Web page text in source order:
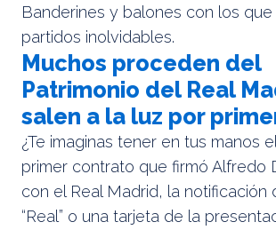
Banderines y balones con los que
partidos inolvidables.
Muchos proceden del
Patrimonio del Real
salen a la luz por
¿Te imaginas tener en tus manos
primer contrato que firmó Alfredo
con el Real Madrid, la notificación
“Real” o una tarjeta de la